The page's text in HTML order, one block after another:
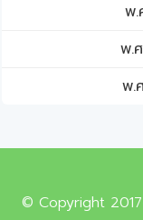
พ.
พ.
พ.
© Copyright